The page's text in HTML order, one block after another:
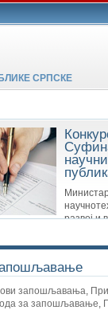
СРПСКЕ
развој и
Научне
запошљавања,
за запошљавање,